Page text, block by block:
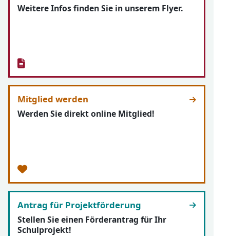
Weitere Infos finden Sie in unserem Flyer.
Mitglied werden
Werden Sie direkt online Mitglied!
Antrag für Projektförderung
Stellen Sie einen Förderantrag für Ihr
Schulprojekt!